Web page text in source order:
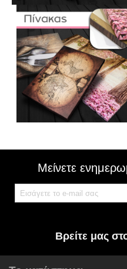
Μείνετε
Βρείτε μας